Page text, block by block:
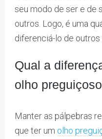
seu modo de ser e de
outros. Logo, é uma
diferenciá-lo de outros
Qual a
olho
Manter as pálpebras
que ter um olho